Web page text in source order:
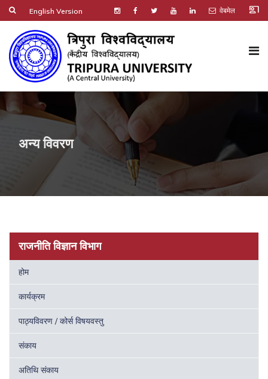
English Version वेबमेल co_present
अन्य विवरण
राजनीति विज्ञान विभाग
होम
कार्यक्रम
पाठ्यविवरण / कोर्स विषयवस्तु
संकाय
अतिथि संकाय